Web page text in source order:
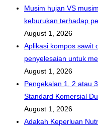
Musim hujan VS
keburukan terhadap
August 1, 2026
Aplikasi kompos sawit
penyelesaian untuk
August 1, 2026
Pengekalan 1, 2 atau
Standard Komersial
August 1, 2026
Adakah Keperluan